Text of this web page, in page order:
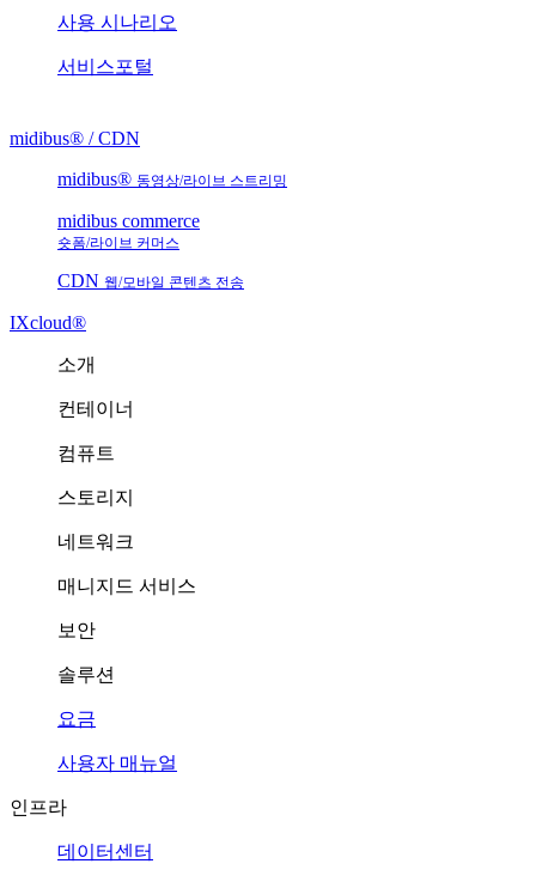
사용 시나리오
서비스포털
midibus® / CDN
midibus® 동영상/라이브 스트리밍
midibus commerce
숏폼/라이브 커머스
CDN 웹/모바일 콘텐츠 전송
IXcloud®
소개
컨테이너
컴퓨트
스토리지
네트워크
매니지드 서비스
보안
솔루션
요금
사용자 매뉴얼
인프라
데이터센터